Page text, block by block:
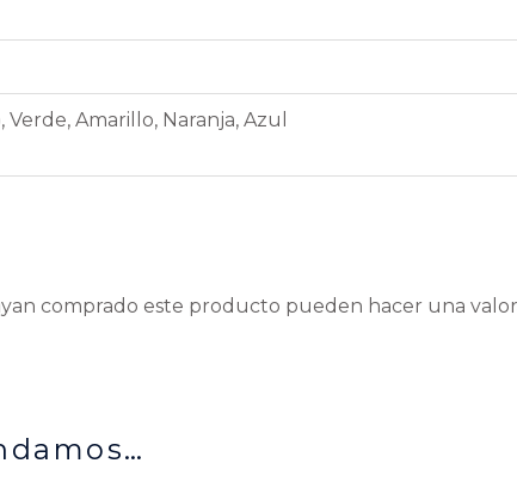
Verde, Amarillo, Naranja, Azul
comprado este producto pueden hacer una